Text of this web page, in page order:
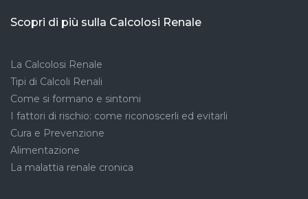
Scopri di più sulla Calcolosi Renale
La Calcolosi Renale
Tipi di Calcoli Renali
Come si formano e sintomi
I fattori di rischio: come riconoscerli ed evitarli
Cura e Prevenzione
Alimentazione
La malattia renale cronica